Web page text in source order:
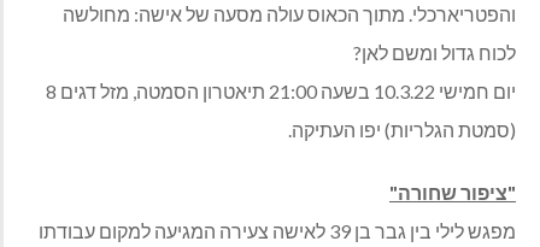
והפטריארכלי. מתוך הכאוס עולה מסעה של אישה: מחולשה
לכוח גדול ומשם לאן?
יום חמישי 10.3.22 בשעה 21:00 תיאטרון הסמטה, מזל דגים 8
(סמטת הגלריות) יפו העתיקה.
"ציפור שחורה"
מפגש לילי בין גבר בן 39 לאישה צעירה המגיעה למקום עבודתו